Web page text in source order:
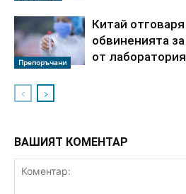
Препоръчани
Китай
обвиненията за
от лаборатория
ВАШИЯТ КОМЕНТАР